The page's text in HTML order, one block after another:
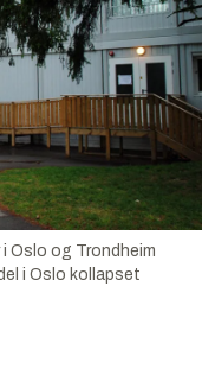
Oslo og Trondheim
i Oslo kollapset